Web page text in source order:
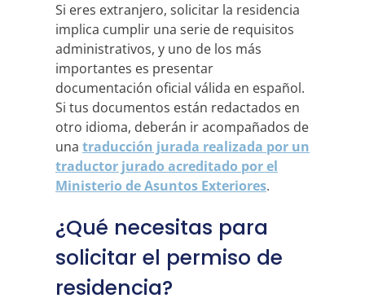
Si eres extranjero, solicitar la residencia
implica cumplir una serie de requisitos
administrativos, y uno de los más
importantes es presentar
documentación oficial válida en español.
Si tus documentos están redactados en
otro idioma, deberán ir acompañados de
una traducción jurada realizada por un
traductor jurado acreditado por el
Ministerio de Asuntos Exteriores.
¿Qué necesitas para
solicitar el permiso de
residencia?